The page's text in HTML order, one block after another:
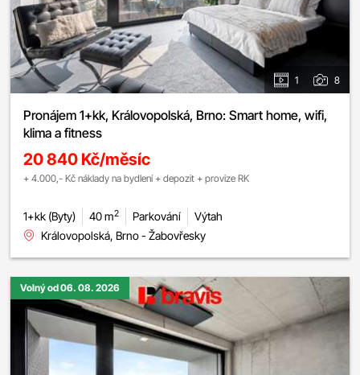
1 8
Pronájem 1+kk, Královopolská, Brno: Smart home, wifi,
klima a fitness
20 840 Kč/měsíc
+ 4.000,- Kč náklady na bydlení + depozit + provize RK
1+kk (Byty) 40 m2 Parkování
Výtah
Královopolská, Brno - Žabovřesky
Volný od 06. 08. 2026